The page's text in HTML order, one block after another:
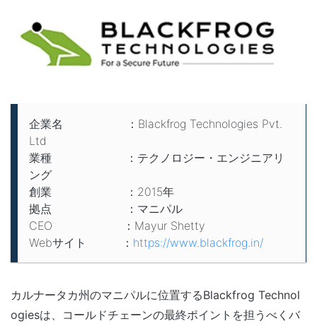
企業名 ：Blackfrog Technologies Pvt.
Ltd
業種 ：テクノロジー・エンジニアリ
ング
創業 ：2015年
拠点 ：マニパル
CEO ：Mayur Shetty
Webサイト ： https://www.blackfrog.in/
カルナータカ州のマニパルに位置するBlackfrog Technol
ogiesは、コールドチェーンの最終ポイントを担うべく バ